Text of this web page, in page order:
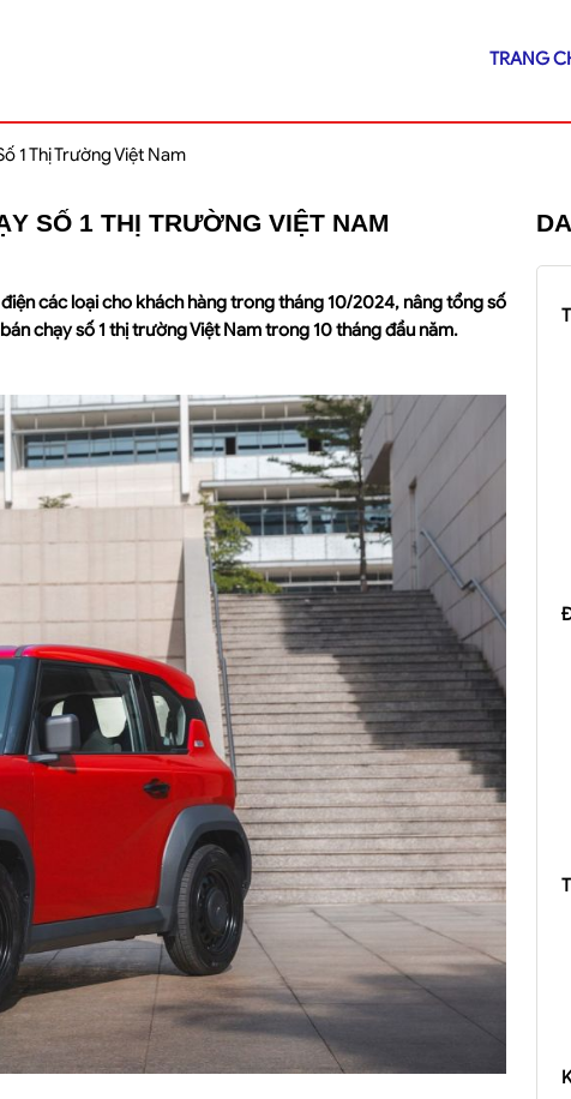
TRANG
1 Thị Trường Việt Nam
SỐ 1 THỊ TRƯỜNG VIỆT NAM
các loại cho khách hàng trong tháng 10/2024, nâng tổng số
chạy số 1 thị trường Việt Nam trong 10 tháng đầu năm.